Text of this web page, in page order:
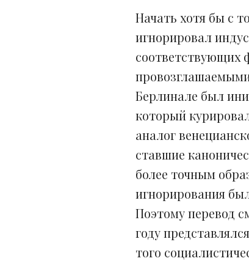
Начать хотя бы с
игнорировал
соответствующих
Берлинале был
который
аналог
ставшие
более точным
игнорирования
Поэтому перевод
году
того